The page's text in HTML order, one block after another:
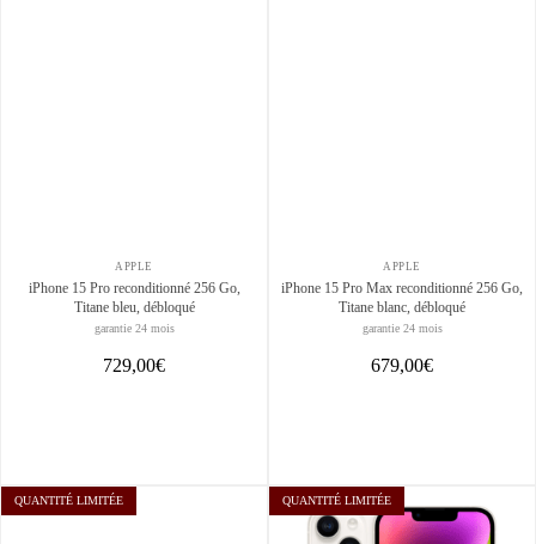
APPLE
iPhone 15 Pro reconditionné 256 Go,
Titane bleu, débloqué
garantie 24 mois
729,00€
APPLE
iPhone 15 Pro Max reconditionné 256 Go,
Titane blanc, débloqué
garantie 24 mois
679,00€
QUANTITÉ LIMITÉE QUANTITÉ LIMITÉE